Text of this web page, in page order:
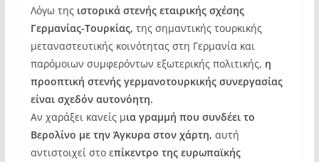
Λόγω της ιστορικά στενής εταιρικής σχέσης
Γερμανίας-Τουρκίας, της σημαντικής τουρκικής
μεταναστευτικής κοινότητας στη Γερμανία και
παρόμοιων συμφερόντων εξωτερικής πολιτικής, η
προοπτική στενής γερμανοτουρκικής συνεργασίας
είναι σχεδόν αυτονόητη.
Αν χαράξει κανείς μια γραμμή που συνδέει το
Βερολίνο με την Άγκυρα στον χάρτη, αυτή
αντιστοιχεί στο επίκεντρο της ευρωπαϊκής